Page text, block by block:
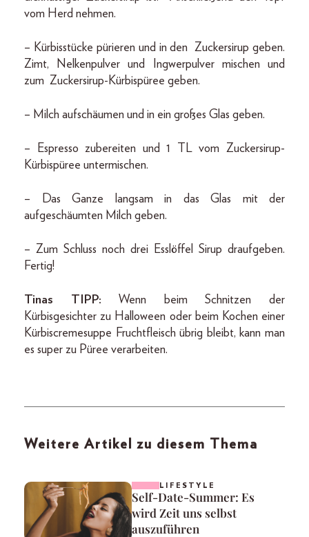
vom Herd nehmen.
– Kürbisstücke pürieren und in den Zuckersirup geben.
Zimt, Nelkenpulver und Ingwerpulver mischen und
zum Zuckersirup-Kürbispüree geben.
– Milch aufschäumen und in ein großes Glas geben.
– Espresso zubereiten und 1 TL vom Zuckersirup-
Kürbispüree untermischen.
– Das Ganze langsam in das Glas mit der
aufgeschäumten Milch geben.
– Zum Schluss noch drei Esslöffel Sirup draufgeben.
Fertig!
Tinas TIPP: Wenn beim Schnitzen der
Kürbisgesichter zu Halloween oder beim Kochen einer
Kürbiscremesuppe Fruchtfleisch übrig bleibt, kann man
es super zu Püree verarbeiten.
Weitere Artikel zu diesem Thema
LIFESTYLE
Self-Date-Summer: Es
wird Zeit uns selbst
auszuführen